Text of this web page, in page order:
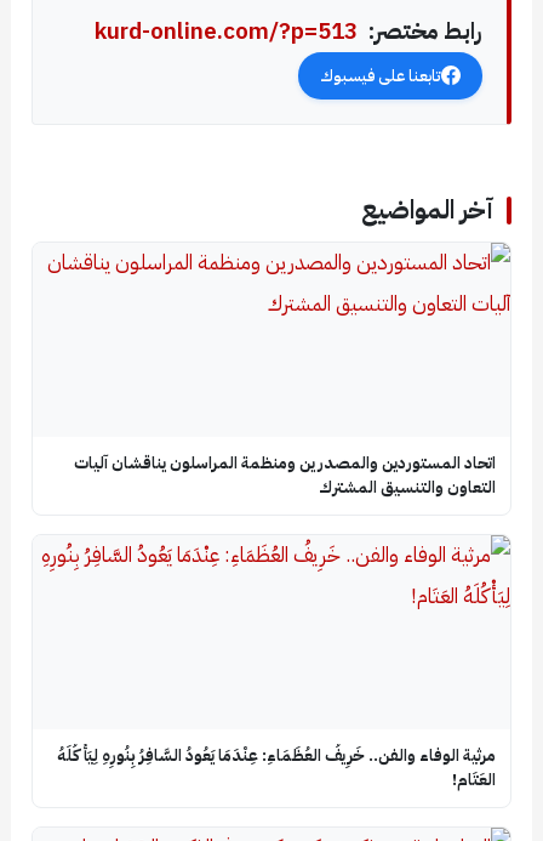
رابط مختصر: kurd-online.com/?p=513
تابعنا على فيسبوك
آخر المواضيع
اتحاد المستوردين والمصدرين ومنظمة المراسلون يناقشان آليات
التعاون والتنسيق المشترك
​مرثية الوفاء والفن.. خَرِيفُ العُظَمَاءِ: عِنْدَمَا يَعُودُ السَّافِرُ بِنُورِهِ لِيَأْكُلَهُ
العَتَام!